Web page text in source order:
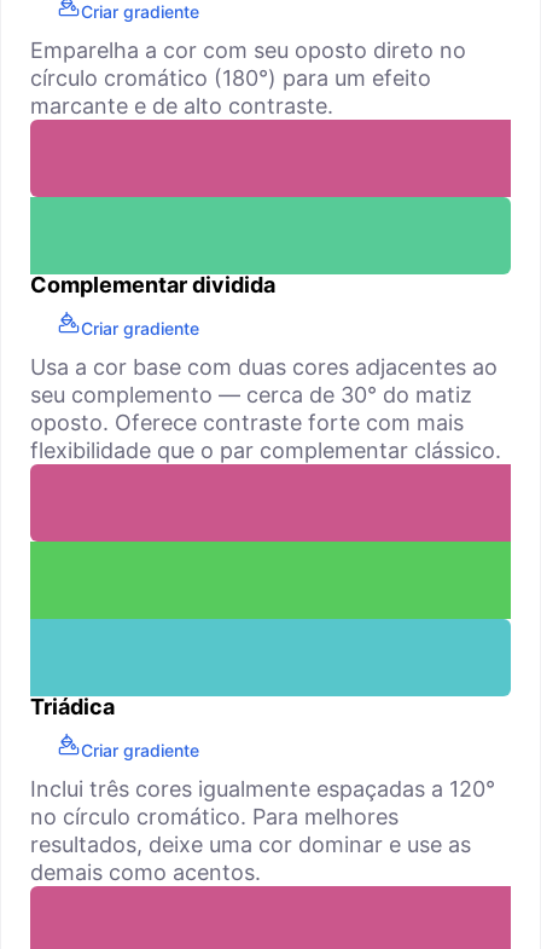
Criar gradiente
Emparelha a cor com seu oposto direto no
círculo cromático (180°) para um efeito
marcante e de alto contraste.
Complementar dividida
Criar gradiente
Usa a cor base com duas cores adjacentes ao
seu complemento — cerca de 30° do matiz
oposto. Oferece contraste forte com mais
flexibilidade que o par complementar clássico.
Triádica
Criar gradiente
Inclui três cores igualmente espaçadas a 120°
no círculo cromático. Para melhores
resultados, deixe uma cor dominar e use as
demais como acentos.